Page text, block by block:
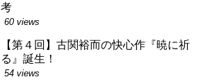
考
60 views
【第４回】古関裕而の快心作『暁に祈
る』誕生！
54 views